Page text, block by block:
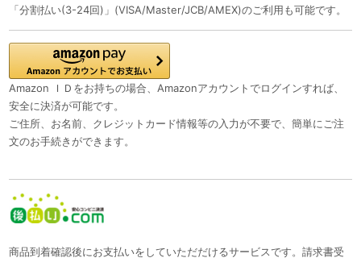
「分割払い(3-24回)」(VISA/Master/JCB/AMEX)のご利用も可能です。
Amazon ＩＤをお持ちの場合、Amazonアカウントでログインすれば、
安全に決済が可能です。
ご住所、お名前、クレジットカード情報等の入力が不要で、簡単にご注
文のお手続きができます。
商品到着確認後にお支払いをしていただだけるサービスです。請求書受